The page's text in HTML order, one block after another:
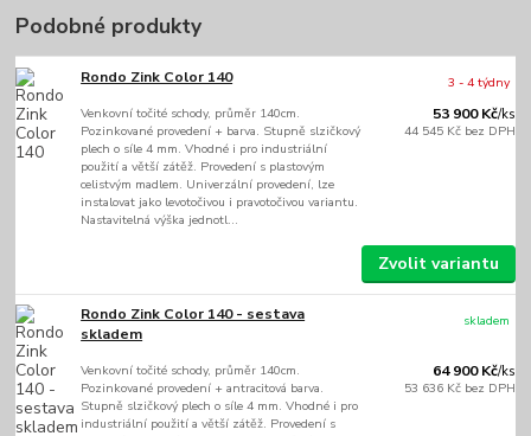
Podobné produkty
Rondo Zink Color 140
Venkovní točité schody, průměr 140cm.
Pozinkované provedení + barva. Stupně slzičkový
plech o síle 4 mm. Vhodné i pro industriální
použití a větší zátěž. Provedení s plastovým
celistvým madlem. Univerzální provedení, lze
instalovat jako levotočivou i pravotočivou variantu.
Nastavitelná výška jednotl...
53 900 Kč/ks
44 545 Kč bez DPH
3 - 4 týdny
Zvolit variantu
Rondo Zink Color 140 - sestava
skladem
Venkovní točité schody, průměr 140cm.
Pozinkované provedení + antracitová barva.
Stupně slzičkový plech o síle 4 mm. Vhodné i pro
industriální použití a větší zátěž. Provedení s
64 900 Kč/ks
53 636 Kč bez DPH
skladem